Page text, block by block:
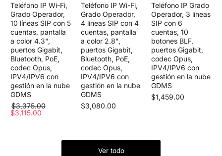
Teléfono IP Wi-Fi,
Grado Operador,
10 líneas SIP con 5
cuentas, pantalla
a color 4.3",
puertos Gigabit,
Bluetooth, PoE,
codec Opus,
IPV4/IPV6 con
gestión en la nube
GDMS
$3,375.00
$3,115.00
Teléfono IP Wi-Fi,
Grado Operador,
4 líneas SIP con 4
cuentas, pantalla
a color 2.8",
puertos Gigabit,
Bluetooth, PoE,
codec Opus,
IPV4/IPV6 con
gestión en la nube
GDMS
$3,080.00
Teléfono IP Grado
Operador, 3 líneas
SIP con 6
cuentas, 10
botones BLF,
puertos Gigabit,
codec Opus,
IPV4/IPV6 con
gestión en la nube
GDMS
$1,459.00
Ver todo